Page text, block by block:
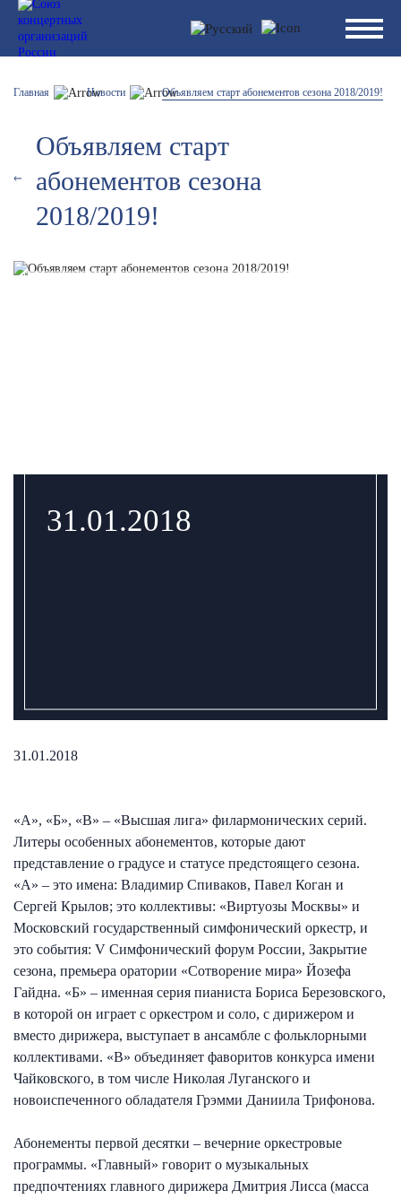
Главная Новости Объявляем старт абонементов сезона 2018/2019!
Объявляем старт
абонементов сезона
2018/2019!
31.01.2018
31.01.2018
«А», «Б», «В» – «Высшая лига» филармонических серий.
Литеры особенных абонементов, которые дают
представление о градусе и статусе предстоящего сезона.
«А» – это имена: Владимир Спиваков, Павел Коган и
Сергей Крылов; это коллективы: «Виртуозы Москвы» и
Московский государственный симфонический оркестр, и
это события: V Симфонический форум России, Закрытие
сезона, премьера оратории «Сотворение мира» Йозефа
Гайдна. «Б» – именная серия пианиста Бориса Березовского,
в которой он играет с оркестром и соло, с дирижером и
вместо дирижера, выступает в ансамбле с фольклорными
коллективами. «В» объединяет фаворитов конкурса имени
Чайковского, в том числе Николая Луганского и
новоиспеченного обладателя Грэмми Даниила Трифонова.
Абонементы первой десятки – вечерние оркестровые
программы. «Главный» говорит о музыкальных
предпочтениях главного дирижера Дмитрия Лисса (масса